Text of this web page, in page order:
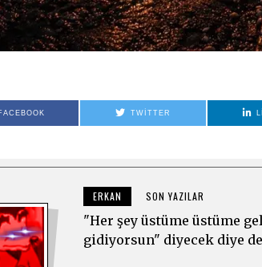
TWITTER
ERKAN SON YAZILAR
"Her şey üstüme üstüme
gidiyorsun" diyecek diye